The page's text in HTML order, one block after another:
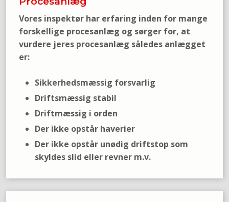
Vores inspektør har erfaring inden for mange
forskellige procesanlæg og sørger for, at
vurdere jeres procesanlæg således anlægget
er:
Sikkerhedsmæssig forsvarlig
Driftsmæssig stabil
Driftmæssig i orden
Der ikke opstår haverier
Der ikke opstår unødig driftstop som
skyldes slid eller revner m.v.​